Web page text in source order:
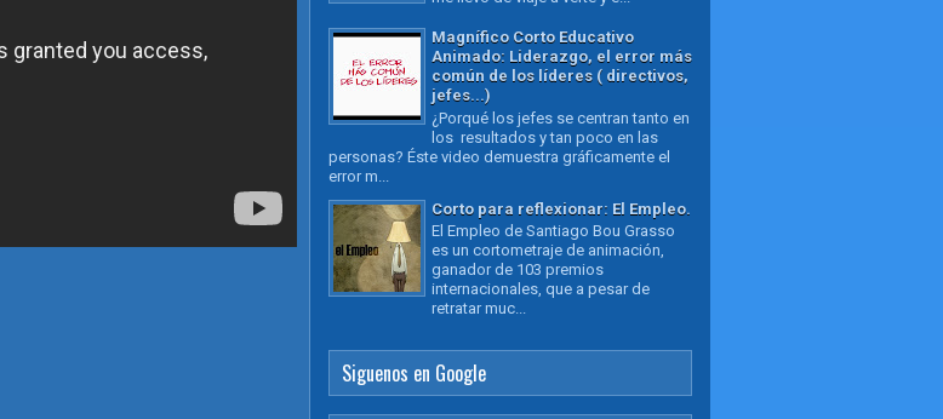
Magnífico Corto Educativo
Animado: Liderazgo, el error más
común de los líderes ( directivos,
jefes...)
¿Porqué los jefes se centran tanto en
los resultados y tan poco en las
personas? Éste video demuestra gráficamente el
error m...
Corto para reflexionar: El Empleo.
El Empleo de Santiago Bou Grasso
es un cortometraje de animación,
ganador de 103 premios
internacionales, que a pesar de
retratar muc...
Siguenos en Google